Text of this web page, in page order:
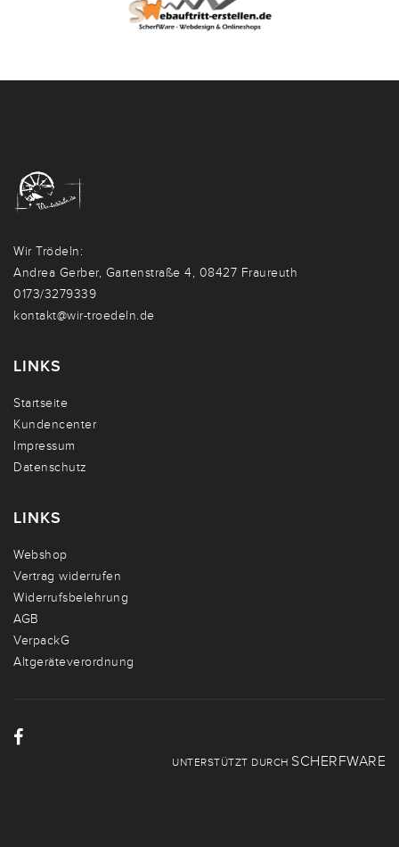
Wir Trödeln:
Andrea Gerber, Gartenstraße 4, 08427 Fraureuth
0173/3279339
kontakt@wir-troedeln.de
LINKS
Startseite
Kundencenter
Impressum
Datenschutz
LINKS
Webshop
Vertrag widerrufen
Widerrufsbelehrung
AGB
VerpackG
Altgeräteverordnung
UNTERSTÜTZT DURCH SCHERFWARE